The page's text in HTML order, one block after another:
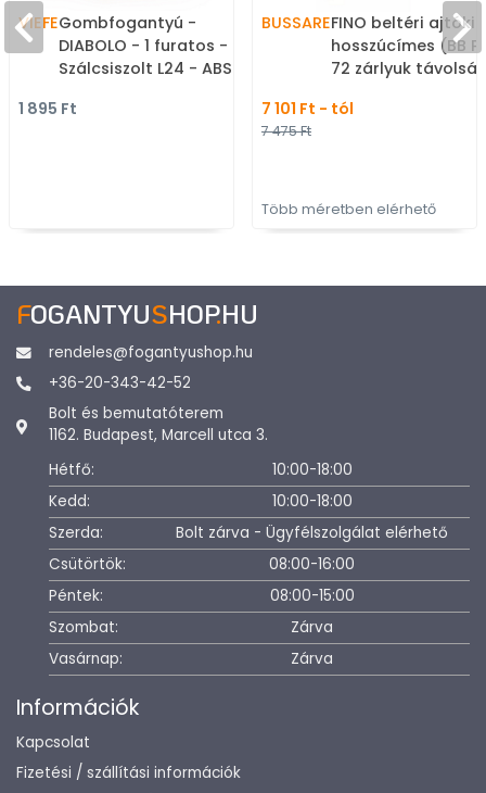
VIEFEGombfogantyú -
DIABOLO - 1 furatos -
Szálcsiszolt L24 - ABS
gombfogantyú,
1 895 Ft
BUSSAREFINO beltéri
hosszúcímes (BB
72 zárlyuk
Alumínium -
7 101 Ft - tól
7 475 Ft
Több méretben elérhető
FOGANTYUSHOP.HU
rendeles@fogantyushop.hu
+36-20-343-42-52
Bolt és bemutatóterem
1162. Budapest, Marcell utca 3.
Hétfő:
10:00-18:00
Kedd:
10:00-18:00
Szerda:
Bolt zárva - Ügyfélszolgálat elérhető
Csütörtök:
08:00-16:00
Péntek:
08:00-15:00
Szombat:
Zárva
Vasárnap:
Zárva
Információk
Kapcsolat
Fizetési / szállítási információk